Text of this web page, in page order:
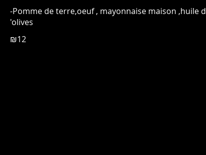
-Pomme de terre,oeuf , mayonnaise maison ,huile d
'olives
₪12